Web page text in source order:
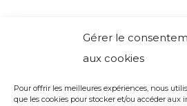
Gérer le
aux cookies
Pour offrir les meilleures expériences, nous
que les cookies pour stocker et/ou accéder aux